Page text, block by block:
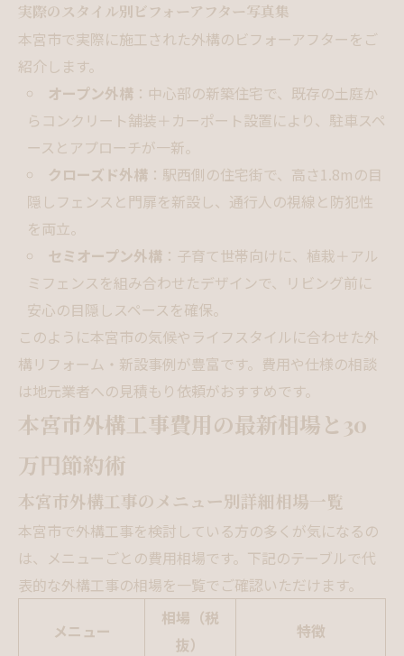
実際のスタイル別ビフォーアフター写真集
本宮市で実際に施工された外構のビフォーアフターをご
紹介します。
オープン外構：中心部の新築住宅で、既存の土庭か
らコンクリート舗装＋カーポート設置により、駐車スペ
ースとアプローチが一新。
クローズド外構：駅西側の住宅街で、高さ1.8mの目
隠しフェンスと門扉を新設し、通行人の視線と防犯性
を両立。
セミオープン外構：子育て世帯向けに、植栽＋アル
ミフェンスを組み合わせたデザインで、リビング前に
安心の目隠しスペースを確保。
このように本宮市の気候やライフスタイルに合わせた外
構リフォーム・新設事例が豊富です。費用や仕様の相談
は地元業者への見積もり依頼がおすすめです。
本宮市外構工事費用の最新相場と30
万円節約術
本宮市外構工事のメニュー別詳細相場一覧
本宮市で外構工事を検討している方の多くが気になるの
は、メニューごとの費用相場です。下記のテーブルで代
表的な外構工事の相場を一覧でご確認いただけます。
メニュー
相場（税
抜）
特徴